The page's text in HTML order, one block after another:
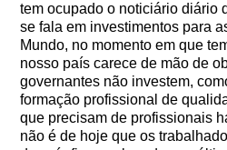
tem ocupado o noticiário diário
se fala em investimentos para
Mundo, no momento em que
nosso país carece de mão de
governantes não investem,
formação profissional de
que precisam de profissionais
não é de hoje que os